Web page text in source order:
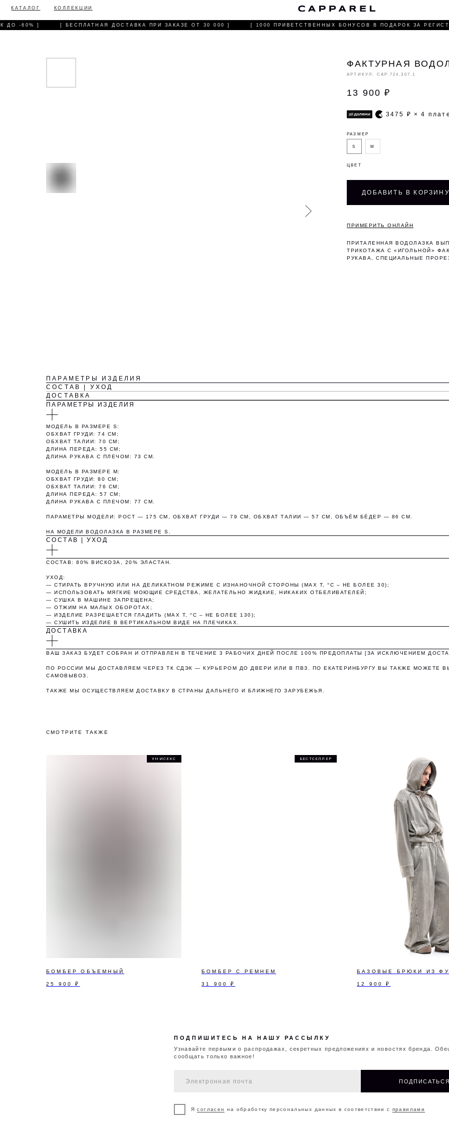
КАТАЛОГ КОЛЛЕКЦИИ
-60% ] [ БЕСПЛАТНАЯ ДОСТАВКА ПРИ ЗАКАЗЕ ОТ 30 000 ] [ 1000 ПРИВЕТСТВЕННЫХ БОНУСОВ В ПОДАРОК ЗА
ФАКТУРНАЯ
АРТИКУЛ: CAP.724.307.1
13 900 ₽
3475 ₽ × 4
РАЗМЕР
S M
ЦВЕТ
ДОБАВИТЬ В КОРЗИНУ
ПРИМЕРИТЬ ОНЛАЙН
ПРИТАЛЕННАЯ ВОДОЛАЗКА
ТРИКОТАЖА С «ИГОЛЬНОЙ»
РУКАВА, СПЕЦИАЛЬНЫЕ
ПАРАМЕТРЫ ИЗДЕЛИЯ
СОСТАВ | УХОД
ДОСТАВКА
ПАРАМЕТРЫ ИЗДЕЛИЯ
МОДЕЛЬ В РАЗМЕРЕ S:
ОБХВАТ ГРУДИ: 74 СМ;
ОБХВАТ ТАЛИИ: 70 СМ;
ДЛИНА ПЕРЕДА: 55 СМ;
ДЛИНА РУКАВА С ПЛЕЧОМ: 73 СМ.
МОДЕЛЬ В РАЗМЕРЕ M:
ОБХВАТ ГРУДИ: 80 СМ;
ОБХВАТ ТАЛИИ: 76 СМ;
ДЛИНА ПЕРЕДА: 57 СМ;
ДЛИНА РУКАВА С ПЛЕЧОМ: 77 СМ.
ПАРАМЕТРЫ МОДЕЛИ: РОСТ — 175 СМ, ОБХВАТ ГРУДИ — 79 СМ, ОБХВАТ ТАЛИИ — 57 СМ, ОБЪЁМ БЁДЕР — 86 СМ.
НА МОДЕЛИ ВОДОЛАЗКА В РАЗМЕРЕ S.
СОСТАВ | УХОД
СОСТАВ: 80% ВИСКОЗА, 20% ЭЛАСТАН.
УХОД:
— CТИРАТЬ ВРУЧНУЮ ИЛИ НА ДЕЛИКАТНОМ РЕЖИМЕ С ИЗНАНОЧНОЙ СТОРОНЫ (MAX T, °C – НЕ БОЛЕЕ 30);
— ИСПОЛЬЗОВАТЬ МЯГКИЕ МОЮЩИЕ СРЕДСТВА, ЖЕЛАТЕЛЬНО ЖИДКИЕ, НИКАКИХ ОТБЕЛИВАТЕЛЕЙ;
— СУШКА В МАШИНЕ ЗАПРЕЩЕНА;
— ОТЖИМ НА МАЛЫХ ОБОРОТАХ;
— ИЗДЕЛИЕ РАЗРЕШАЕТСЯ ГЛАДИТЬ (MAX T, °C – НЕ БОЛЕЕ 130);
— СУШИТЬ ИЗДЕЛИЕ В ВЕРТИКАЛЬНОМ ВИДЕ НА ПЛЕЧИКАХ.
ДОСТАВКА
ВАШ ЗАКАЗ БУДЕТ СОБРАН И ОТПРАВЛЕН В ТЕЧЕНИЕ 3 РАБОЧИХ ДНЕЙ ПОСЛЕ 100% ПРЕДОПЛАТЫ [ЗА ИСКЛЮЧЕНИЕМ
ПО РОССИИ МЫ ДОСТАВЛЯЕМ ЧЕРЕЗ ТК СДЭК — КУРЬЕРОМ ДО ДВЕРИ ИЛИ В ПВЗ. ПО ЕКАТЕРИНБУРГУ ВЫ ТАКЖЕ МОЖЕТЕ
САМОВЫВОЗ.
ТАКЖЕ МЫ ОСУЩЕСТВЛЯЕМ ДОСТАВКУ В СТРАНЫ ДАЛЬНЕГО И БЛИЖНЕГО ЗАРУБЕЖЬЯ.
СМОТРИТЕ ТАКЖЕ
УНИСЕКС
БОМБЕР ОБЪЕМНЫЙ
25 900 ₽
БЕСТСЕЛЛЕР
БОМБЕР С РЕМНЕМ
31 900 ₽
БАЗОВЫЕ БРЮКИ ИЗ
12 900 ₽
Узнавайте первыми о распродажах, секретных предложениях и новостях бренда. Обещаем
©2026 CAPPAREL.21EST
МАГАЗИНЫ
Оплата частями
Оплатите сегодня 25% стоимости покупки картой любого
остальное — тремя платежами раз в две недели.
Оплата
25%
Через 2
25%
Через 4
25%
Через 6
25%
Без комиссий и переплат